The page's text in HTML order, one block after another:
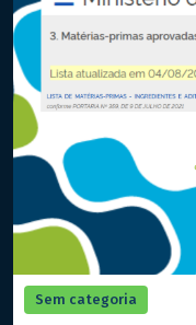
Sem categoria